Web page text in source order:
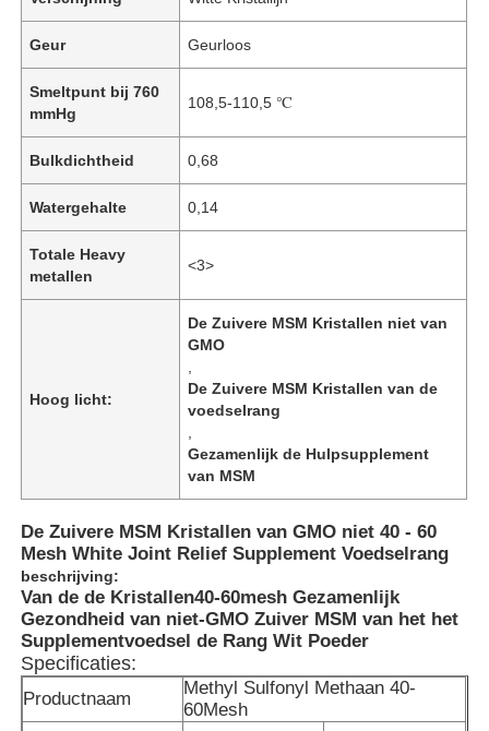
Geur Geurloos
Smeltpunt bij 760
mmHg
108,5-110,5 ℃
Bulkdichtheid 0,68
Watergehalte 0,14
Totale Heavy
metallen
<3>
Hoog licht:
De Zuivere MSM Kristallen niet van
GMO
De Zuivere MSM Kristallen van de
voedselrang
Gezamenlijk de Hulpsupplement
van MSM
De Zuivere MSM Kristallen van GMO niet 40 - 60
Mesh White Joint Relief Supplement Voedselrang
beschrijving:
Van de de Kristallen40-60mesh Gezamenlijk
Gezondheid van niet-GMO Zuiver MSM van het het
Supplementvoedsel de Rang Wit Poeder
Specificaties:
Productnaam
Methyl Sulfonyl Methaan 40-
60Mesh